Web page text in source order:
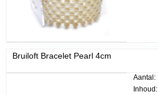
Bruiloft Bracelet Pearl 4cm
Aantal:
Inhoud: